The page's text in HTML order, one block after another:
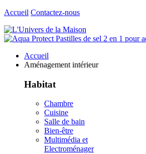
Accueil Contactez-nous
Accueil
Aménagement intérieur
Habitat
Chambre
Cuisine
Salle de bain
Bien-être
Multimédia et
Electroménager